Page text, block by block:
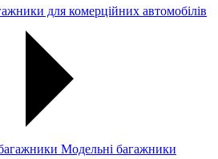
для комерційних автомобілів
Модельні багажники